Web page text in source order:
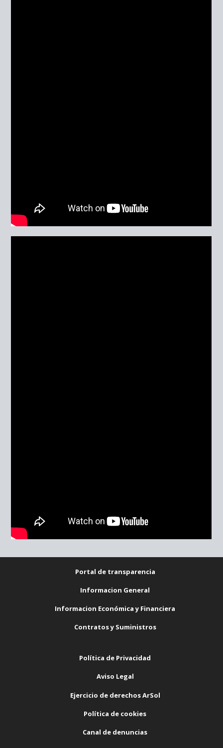
Portal de transparencia
Informacion General
Informacion Económica y Financiera
Contratos y Suministros
Política de Privacidad
Aviso Legal
Ejercicio de derechos ArSol
Política de cookies
Canal de denuncias